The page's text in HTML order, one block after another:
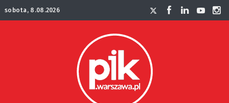
sobota, 8.08.2026